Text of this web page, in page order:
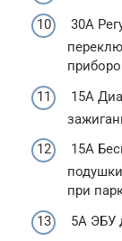
30A
15А
15A
при
5A ЭБУ